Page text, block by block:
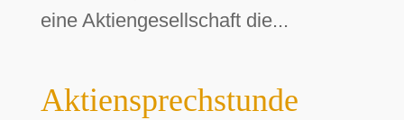
eine Aktiengesellschaft die...
Aktiensprechstunde